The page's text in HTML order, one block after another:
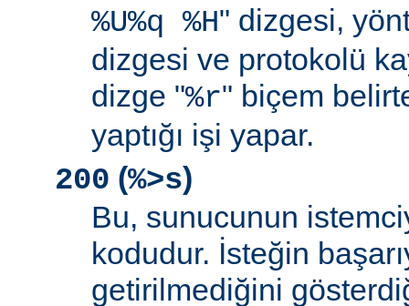
%U%q %H" dizgesi,
dizgesi ve protokolü
dizge "%r" biçem
yaptığı işi yapar.
200 (%>s)
Bu, sunucunun
kodudur. İsteğin
getirilmediğini